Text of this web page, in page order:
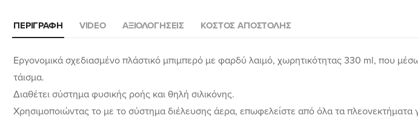
ΠΕΡΙΓΡΑΦΉ VIDEO ΑΞΙΟΛΟΓΉΣΕΙΣ ΚΌΣΤΟΣ ΑΠΟΣΤΟΛΉΣ
Εργονομικά σχεδιασμένο πλάστικό μπιμπερό με φαρδύ λαιμό, χωρητικότητας 330 ml, που
τάισμα.
Διαθέτει σύστημα φυσικής ροής και θηλή σιλικόνης.
Χρησιμοποιώντας το με το σύστημα διέλευσης άερα, επωφελείστε από όλα τα πλεονεκτήματα